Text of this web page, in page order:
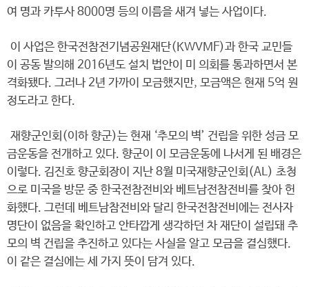
여 명과 카투사 8000명 등의 이름을 새겨 넣는 사업이다.
이 사업은 한국전참전기념공원재단(KWVMF)과 한국 교민들
이 공동 발의해 2016년도 설치 법안이 미 의회를 통과하면서 본
격화됐다. 그러나 2년 가까이 모금했지만, 모금액은 현재 5억 원
정도라고 한다.
재향군인회(이하 향군)는 현재 ‘추모의 벽’ 건립을 위한 성금 모
금운동을 전개하고 있다. 향군이 이 모금운동에 나서게 된 배경은
이렇다. 김진호 향군회장이 지난 8월 미국재향군인회(AL) 초청
으로 미국을 방문 중 한국전참전비와 베트남전참전비를 찾아 헌
화했다. 그런데 베트남참전비와 달리 한국전참전비에는 전사자
명단이 없음을 확인하고 안타깝게 생각하던 차 재단이 설립돼 추
모의 벽 건립을 추진하고 있다는 사실을 알고 모금을 결심했다.
이 같은 결심에는 세 가지 뜻이 담겨 있다.